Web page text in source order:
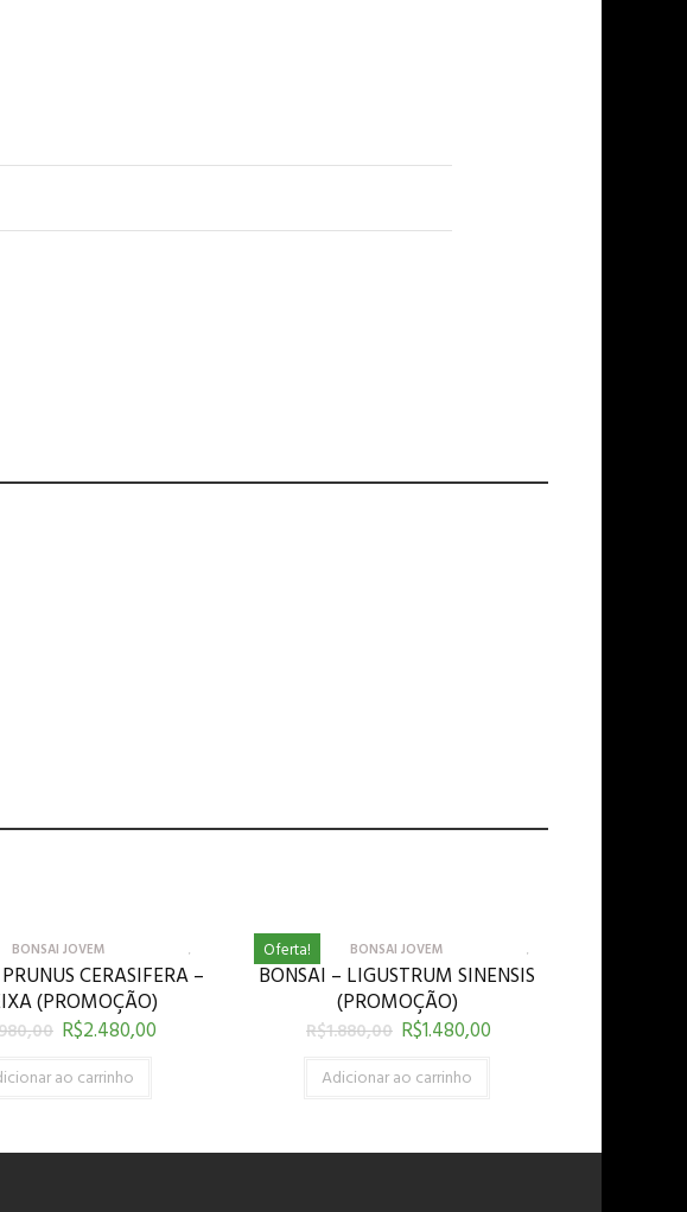
BONSAI JOVEM
CERASIFERA –
(PROMOÇÃO)
R$2.480,00
ao carrinho
BONSAI JOVEM
BONSAI – LIGUSTRUM SINENSIS
(PROMOÇÃO)
R$1.880,00 R$1.480,00
Oferta!
Adicionar ao carrinho